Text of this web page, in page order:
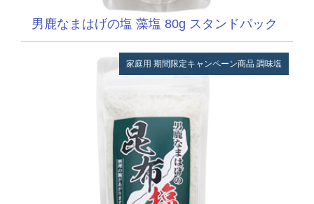
男鹿なまはげの塩 藻塩 80g スタンドパック
家庭用 期間限定キャンペーン商品 調味塩